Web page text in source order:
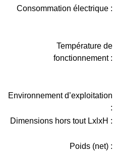
Consommation électrique :
Température de
fonctionnement :
Environnement d’exploitation
:
Dimensions hors tout LxlxH :
Poids (net) :